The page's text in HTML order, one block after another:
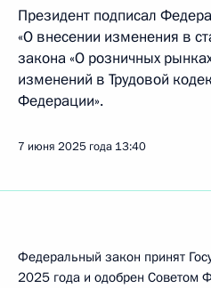
Президент подписал
«О внесении изменения в
закона «О розничных
изменений в Трудовой
Федерации».
7 июня 2025 года 13:40
Федеральный закон принят
2025 года и одобрен Советом